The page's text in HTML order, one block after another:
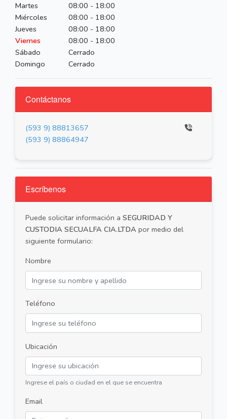
Martes
08:00 - 18:00
Miércoles
08:00 - 18:00
Jueves
08:00 - 18:00
Viernes
08:00 - 18:00
Sábado
Cerrado
Domingo
Cerrado
Contáctanos
(593 9) 88813657
(593 9) 88864947
Escríbenos
Puede solicitar información a SEGURIDAD Y
CUSTODIA SECUALFA CIA.LTDA por medio del
siguiente formulario:
Nombre
Teléfono
Ubicación
Ingrese el país o ciudad en el que se encuentra
Email